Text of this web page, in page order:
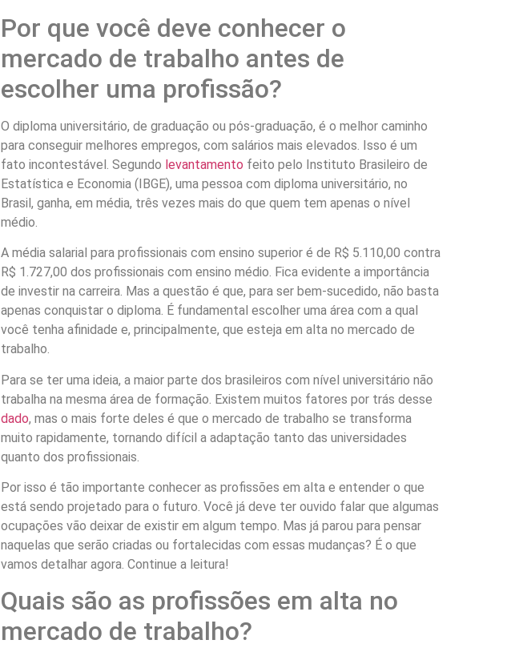
Por que você deve conhecer o
mercado de trabalho antes de
escolher uma profissão?
O diploma universitário, de graduação ou pós-graduação, é o melhor caminho
para conseguir melhores empregos, com salários mais elevados. Isso é um
fato incontestável. Segundo levantamento feito pelo Instituto Brasileiro de
Estatística e Economia (IBGE), uma pessoa com diploma universitário, no
Brasil, ganha, em média, três vezes mais do que quem tem apenas o nível
médio.
A média salarial para profissionais com ensino superior é de R$ 5.110,00 contra
R$ 1.727,00 dos profissionais com ensino médio. Fica evidente a importância
de investir na carreira. Mas a questão é que, para ser bem-sucedido, não basta
apenas conquistar o diploma. É fundamental escolher uma área com a qual
você tenha afinidade e, principalmente, que esteja em alta no mercado de
trabalho.
Para se ter uma ideia, a maior parte dos brasileiros com nível universitário não
trabalha na mesma área de formação. Existem muitos fatores por trás desse
dado, mas o mais forte deles é que o mercado de trabalho se transforma
muito rapidamente, tornando difícil a adaptação tanto das universidades
quanto dos profissionais.
Por isso é tão importante conhecer as profissões em alta e entender o que
está sendo projetado para o futuro. Você já deve ter ouvido falar que algumas
ocupações vão deixar de existir em algum tempo. Mas já parou para pensar
naquelas que serão criadas ou fortalecidas com essas mudanças? É o que
vamos detalhar agora. Continue a leitura!
Quais são as profissões em alta no
mercado de trabalho?